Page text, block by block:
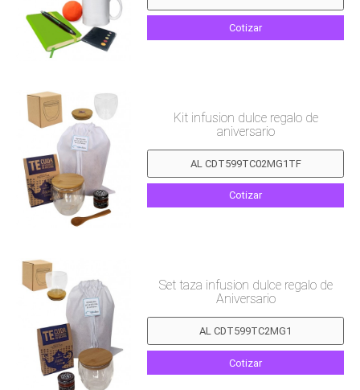
Cotizar
Kit infusion dulce regalo de
aniversario
Cotizar
Set taza infusion dulce regalo de
Aniversario
Cotizar